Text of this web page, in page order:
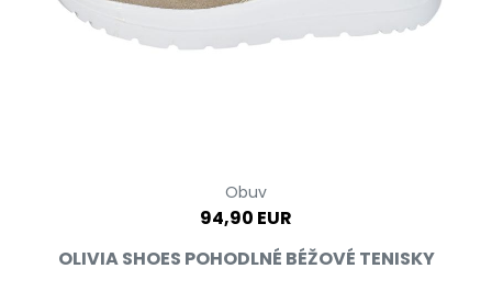
Obuv
94,90 EUR
OLIVIA SHOES POHODLNÉ BÉŽOVÉ TENISKY